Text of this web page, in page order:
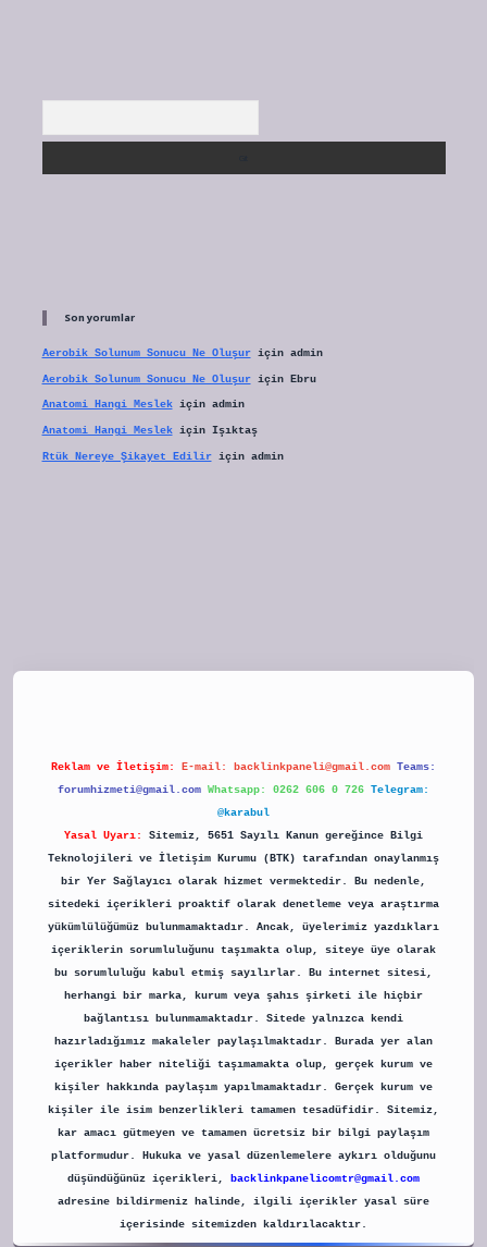
Son yorumlar
Aerobik Solunum Sonucu Ne Oluşuriçin admin
Aerobik Solunum Sonucu Ne Oluşuriçin Ebru
Anatomi Hangi Meslekiçin admin
Anatomi Hangi Meslekiçin Işıktaş
Rtük Nereye Şikayet Ediliriçin admin
Reklam ve İletişim: E-mail: backlinkpaneli@gmail.com Teams:
forumhizmeti@gmail.com Whatsapp: 0262 606 0 726 Telegram:
@karabul
Yasal Uyarı:
Sitemiz, 5651 Sayılı Kanun gereğince Bilgi
Teknolojileri ve İletişim Kurumu (BTK) tarafından onaylanmış
bir Yer Sağlayıcı olarak hizmet vermektedir. Bu nedenle,
sitedeki içerikleri proaktif olarak denetleme veya araştırma
yükümlülüğümüz bulunmamaktadır. Ancak, üyelerimiz yazdıkları
içeriklerin sorumluluğunu taşımakta olup, siteye üye olarak
bu sorumluluğu kabul etmiş sayılırlar. Bu internet sitesi,
herhangi bir marka, kurum veya şahıs şirketi ile hiçbir
bağlantısı bulunmamaktadır. Sitede yalnızca kendi
hazırladığımız makaleler paylaşılmaktadır. Burada yer alan
içerikler haber niteliği taşımamakta olup, gerçek kurum ve
kişiler hakkında paylaşım yapılmamaktadır. Gerçek kurum ve
kişiler ile isim benzerlikleri tamamen tesadüfidir. Sitemiz,
kar amacı gütmeyen ve tamamen ücretsiz bir bilgi paylaşım
platformudur. Hukuka ve yasal düzenlemelere aykırı olduğunu
düşündüğünüz içerikleri,
backlinkpanelicomtr@gmail.com
adresine bildirmeniz halinde, ilgili içerikler yasal süre
içerisinde sitemizden kaldırılacaktır.